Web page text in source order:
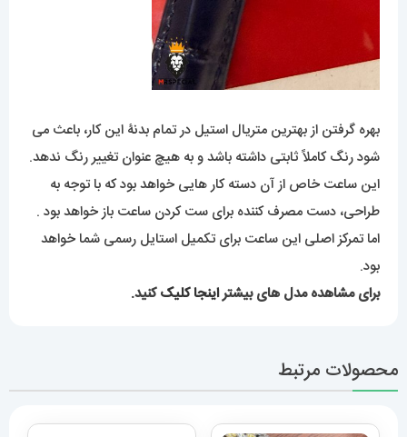
بهره گرفتن از بهترین متریال استیل در تمام بدنۀ این کار، باعث می
شود رنگ کاملاً ثابتی داشته باشد و به هیچ عنوان تغییر رنگ ندهد.
این ساعت خاص از آن دسته کار هایی خواهد بود که با توجه به
طراحی، دست مصرف کننده برای ست کردن ساعت باز خواهد بود .
اما تمرکز اصلی این ساعت برای تکمیل استایل رسمی شما خواهد
بود.
برای مشاهده مدل های بیشتراینجا کلیککنید.
محصولات مرتبط